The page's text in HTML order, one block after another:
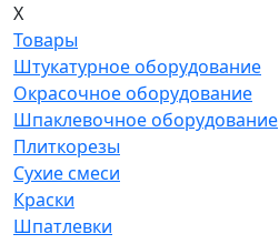
X
Товары
Штукатурное оборудование
Окрасочное оборудование
Шпаклевочное оборудование
Плиткорезы
Сухие смеси
Краски
Шпатлевки